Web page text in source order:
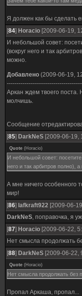
Я должен как бы сделать
[84] Horacio [2009-06-19,
И небольшой совет:
(вокруг него и так
можно.
Добавлено (2009-06-19,
Аркан ждем твоего поста.
молчишь.
Сообщение
[85] DarkNeS [2009-06-19,
Quote (Horacio)
И небольшой совет:
него и так арбитров полно),
А мне ничего особенного
мир!
[86] lafkraft922 [2009-06-
DarkNeS, поправочка, я
[87] Horacio [2009-06-22,
Нет смысла продолжать
[88] DarkNeS [2009-06-22,
Quote (Horacio)
Нет смысла продолжать без
Пропал Аркаша, пропал...